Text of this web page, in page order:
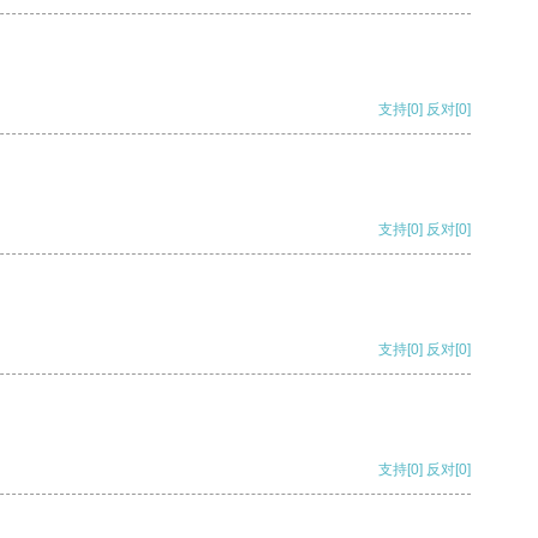
支持[0] 反对[0]
支持[0] 反对[0]
支持[0] 反对[0]
支持[0] 反对[0]